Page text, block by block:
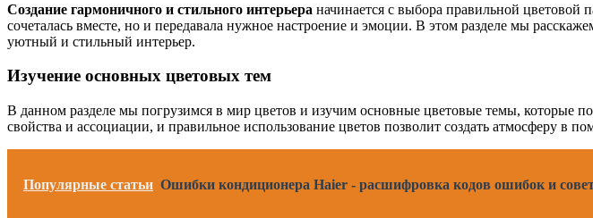
Создание гармоничного и стильного интерьера начинается с выбора правильной
сочеталась вместе, но и передавала нужное настроение и эмоции. В этом разделе мы
уютный и стильный интерьер.
Изучение основных цветовых тем
В данном разделе мы погрузимся в мир цветов и изучим основные цветовые темы, которые
свойства и ассоциации, и правильное использование цветов позволит создать атмосферу в
Популярные статьи Ошибки кондиционера Haier - расшифровка кодов ошибок и